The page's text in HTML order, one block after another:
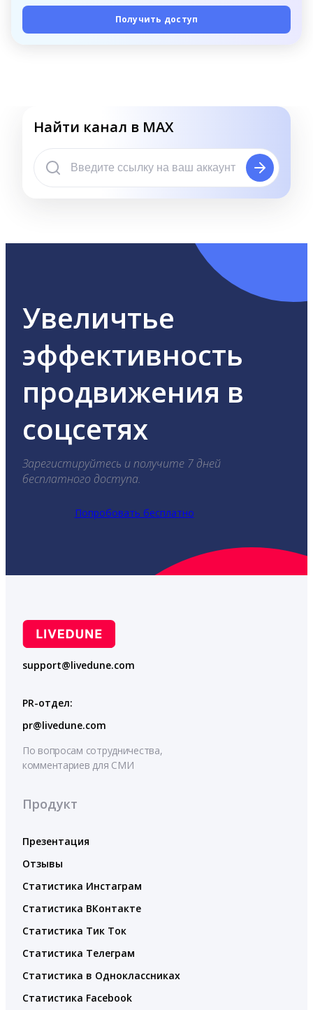
Получить доступ
Найти канал в MAX
Увеличтье
эффективность
продвижения в
соцсетях
Зарегистируйтесь и получите 7 дней
бесплатного доступа.
Попробовать бесплатно
support@livedune.com
PR-отдел:
pr@livedune.com
По вопросам сотрудничества,
комментариев для СМИ
Продукт
Презентация
Отзывы
Статистика Инстаграм
Статистика ВКонтакте
Статистика Тик Ток
Статистика Телеграм
Статистика в Одноклассниках
Статистика Facebook